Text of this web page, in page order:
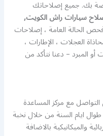
بك. جميع إصلاحاتك
سيارات راش الكويت,
الحالة العامة ، إصلاحات
العجلات ، الإطارات ،
المبرد – دعنا نتأكد من
مع مركز المساعدة
يعمل على مدار 24 ساعة طوال ايام السنة من خلال نخبة
والميكانيكية بالاضافة